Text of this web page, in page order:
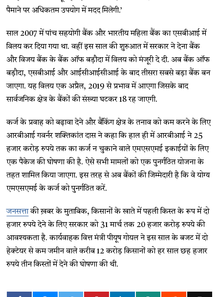
पैमाने पर अधिकतम उपयोग में मदद मिलेगी.’
साल 2007 में पांच सहयोगी बैंक और भारतीय महिला बैंक का एसबीआई में
विलय कर दिया गया था. वहीं इस साल की शुरुआत में सरकार ने देना बैंक
और विजय बैंक के बैंक ऑफ बड़ौदा में विलय को मंजूरी दे दी. अब बैंक ऑफ
बड़ौदा, एसबीआई और आईसीआईसीआई के बाद तीसरा सबसे बड़ा बैंक बन
जाएगा. यह विलय एक अप्रैल, 2019 से प्रभाव में आएगा जिसके बाद
सार्वजनिक क्षेत्र के बैंकों की संख्या घटकर 18 रह जाएगी.
कर्ज के प्रवाह को बढ़ावा देने और बैंकिंग क्षेत्र के तनाव को कम करने के लिए
आरबीआई गवर्नर शक्तिकांत दास ने कहा कि हाल ही में आरबीआई ने 25
हजार करोड़ रुपये तक का कर्ज न चुकाने वाले एमएसएमई इकाईयों के लिए
एक पैकेज की घोषणा की है. ऐसे सभी मामलों को एक पुनर्गठित योजना के
तहत शामिल किया जाएगा. इस तरह से अब बैंकों की जिम्मेदारी है कि वे योग्य
एमएसएमई के कर्ज को पुनर्गठित करें.
जनसत्ताकी ख़बर के मुताबिक, किसानों के खाते में पहली किस्त के रूप में दो
हजार रुपये देने के लिए सरकार को 31 मार्च तक 20 हजार करोड़ रुपये की
आवश्यकता है. कार्यवाहक वित्त मंत्री पीयूष गोयल ने इस साल के बजट में दो
हेक्टेयर से कम जमीन वाले करीब 12 करोड़ किसानों को हर साल छह हजार
रुपये तीन किस्तों में देने की घोषणा की थी.